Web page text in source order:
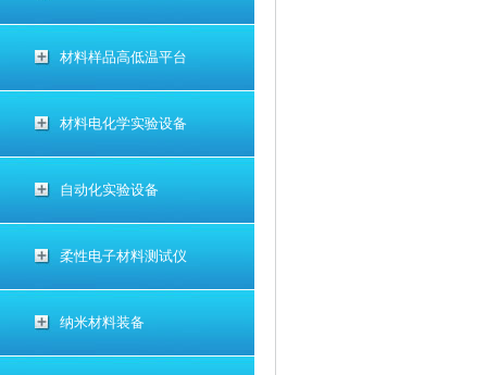
材料样品高低温平台
材料电化学实验设备
自动化实验设备
柔性电子材料测试仪
纳米材料装备